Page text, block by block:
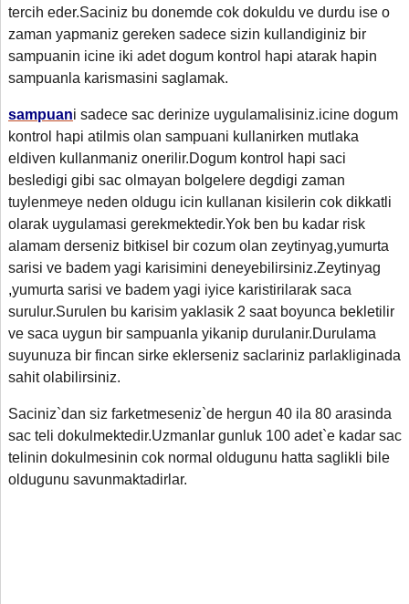
tercih eder.Saciniz bu donemde cok dokuldu ve durdu ise o
zaman yapmaniz gereken sadece sizin kullandiginiz bir
sampuanin icine iki adet dogum kontrol hapi atarak hapin
sampuanla karismasini saglamak.
sampuani sadece sac derinize uygulamalisiniz.icine dogum
kontrol hapi atilmis olan sampuani kullanirken mutlaka
eldiven kullanmaniz onerilir.Dogum kontrol hapi saci
besledigi gibi sac olmayan bolgelere degdigi zaman
tuylenmeye neden oldugu icin kullanan kisilerin cok dikkatli
olarak uygulamasi gerekmektedir.Yok ben bu kadar risk
alamam derseniz bitkisel bir cozum olan zeytinyag,yumurta
sarisi ve badem yagi karisimini deneyebilirsiniz.Zeytinyag
,yumurta sarisi ve badem yagi iyice karistirilarak saca
surulur.Surulen bu karisim yaklasik 2 saat boyunca bekletilir
ve saca uygun bir sampuanla yikanip durulanir.Durulama
suyunuza bir fincan sirke eklerseniz saclariniz parlakliginada
sahit olabilirsiniz.
Saciniz`dan siz farketmeseniz`de hergun 40 ila 80 arasinda
sac teli dokulmektedir.Uzmanlar gunluk 100 adet`e kadar sac
telinin dokulmesinin cok normal oldugunu hatta saglikli bile
oldugunu savunmaktadirlar.